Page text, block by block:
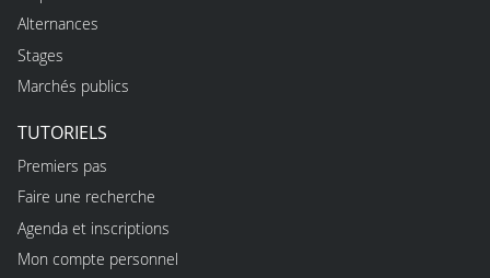
Alternances
Stages
Marchés publics
TUTORIELS
Premiers pas
Faire une recherche
Agenda et inscriptions
Mon compte personnel